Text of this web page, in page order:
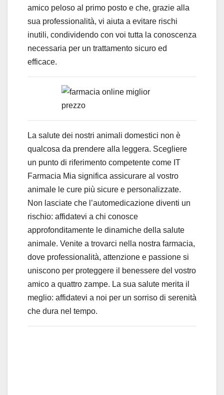
amico peloso al primo posto e che, grazie alla
sua professionalità, vi aiuta a evitare rischi
inutili, condividendo con voi tutta la conoscenza
necessaria per un trattamento sicuro ed
efficace.
La salute dei nostri animali domestici non è
qualcosa da prendere alla leggera. Scegliere
un punto di riferimento competente come IT
Farmacia Mia significa assicurare al vostro
animale le cure più sicure e personalizzate.
Non lasciate che l’automedicazione diventi un
rischio: affidatevi a chi conosce
approfonditamente le dinamiche della salute
animale. Venite a trovarci nella nostra farmacia,
dove professionalità, attenzione e passione si
uniscono per proteggere il benessere del vostro
amico a quattro zampe. La sua salute merita il
meglio: affidatevi a noi per un sorriso di serenità
che dura nel tempo.